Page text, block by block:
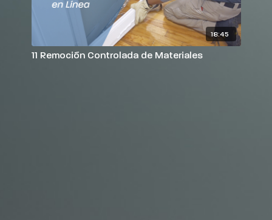
18:45
11 Remoción Controlada de Materiales